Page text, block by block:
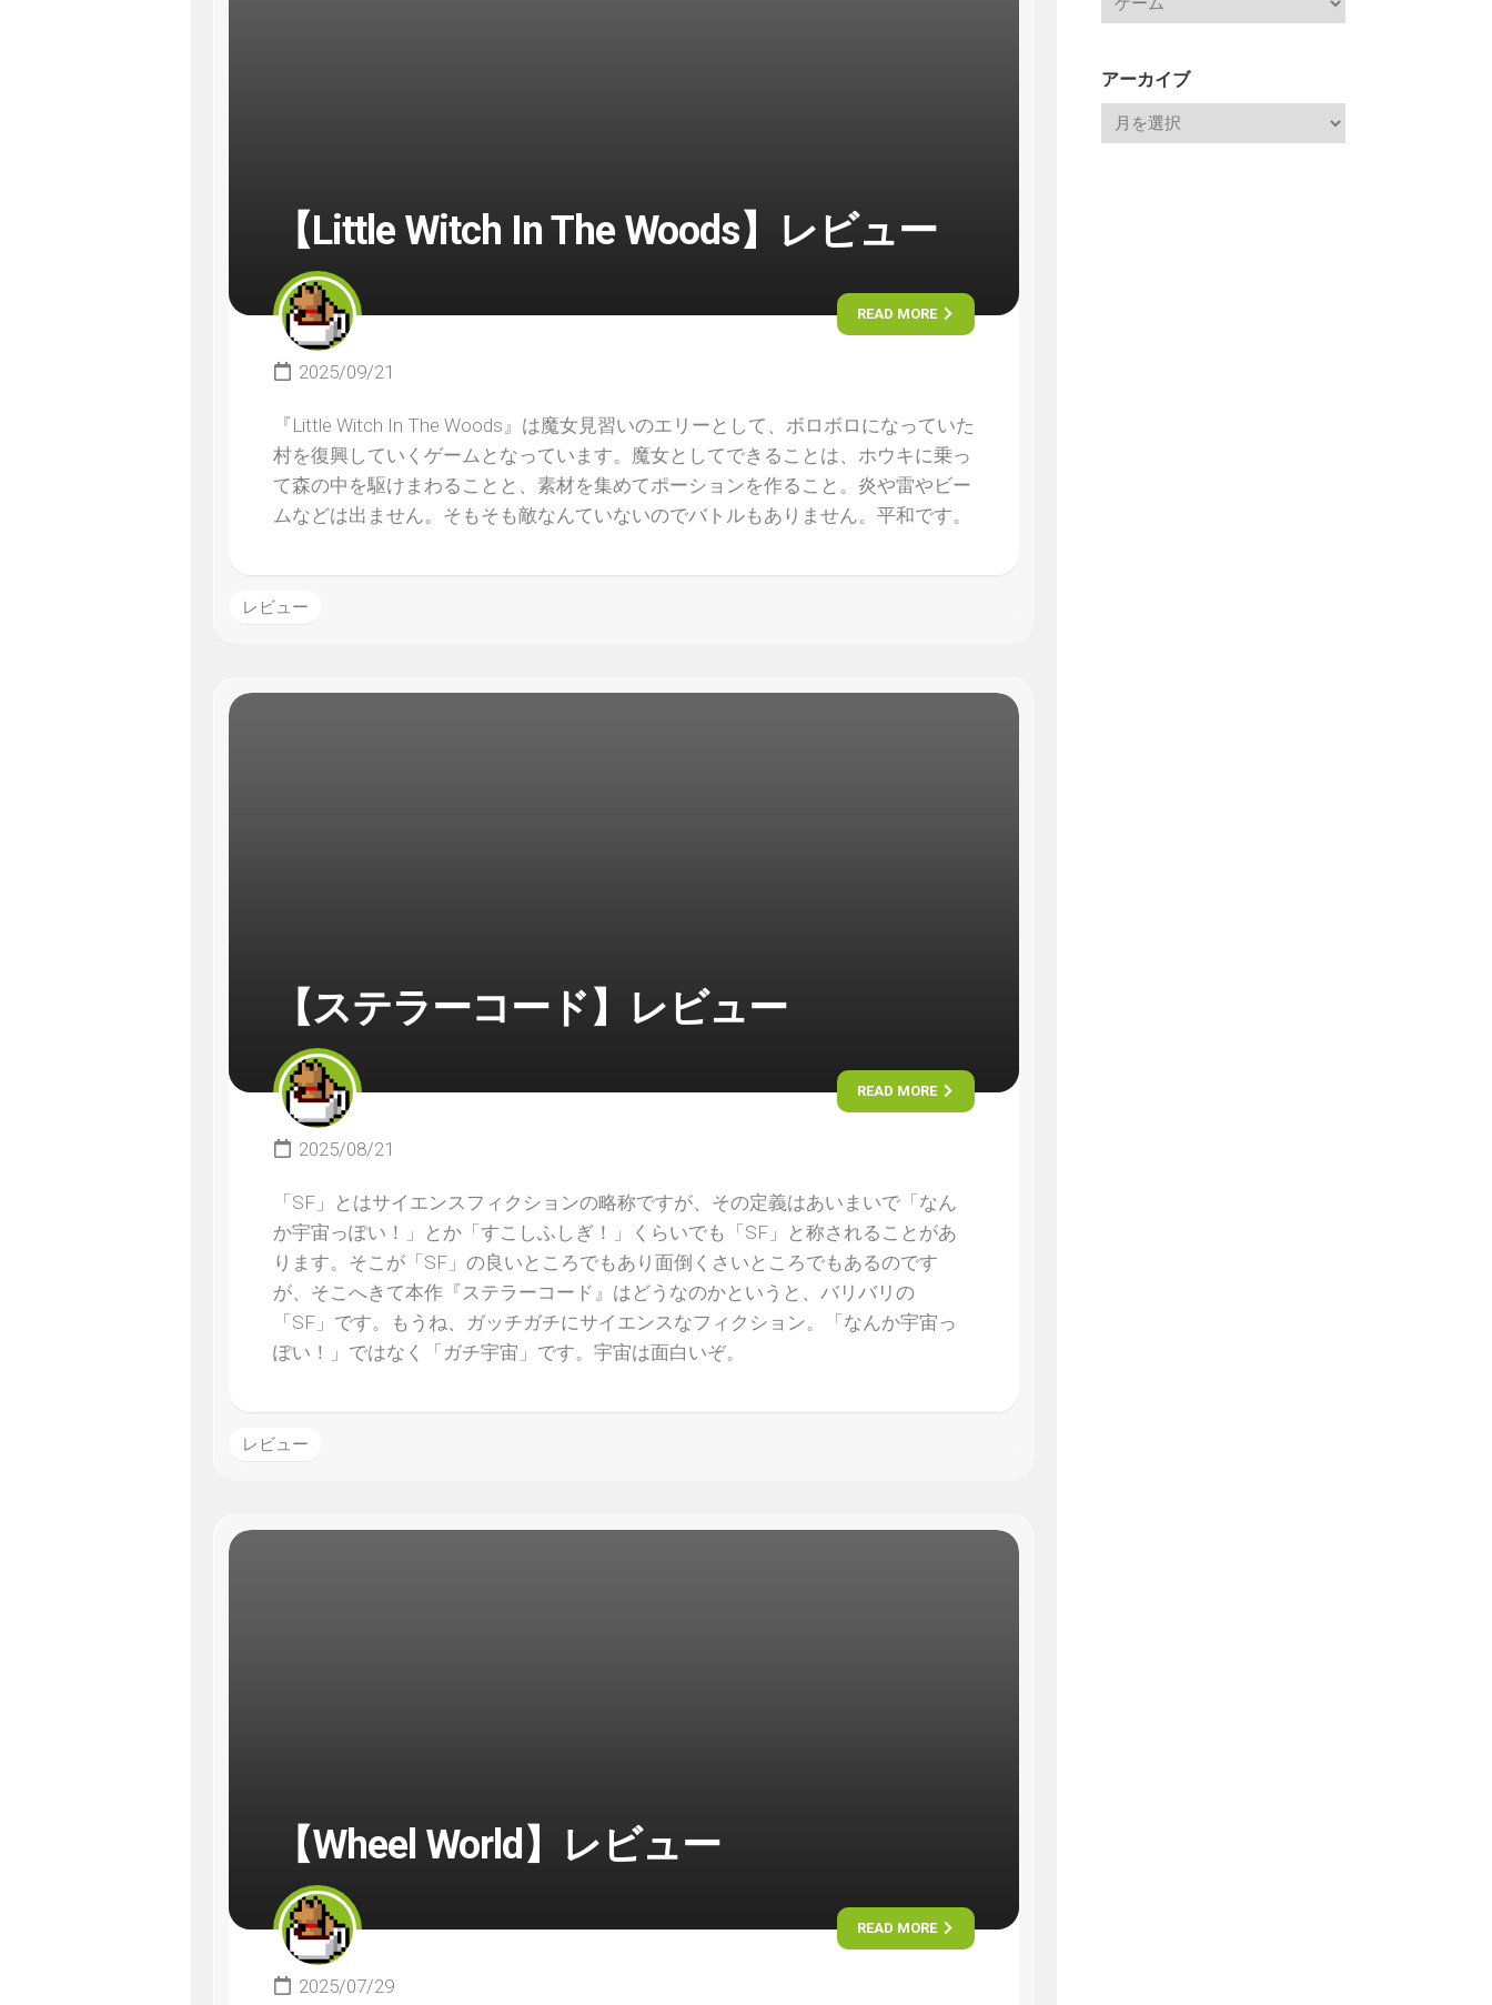
【Little Witch In The Woods】レビュー
READ MORE
2025/09/21
『Little Witch In The Woods』は魔女見習いのエリーとして、ボロボロになっていた
村を復興していくゲームとなっています。魔女としてできることは、ホウキに乗っ
て森の中を駆けまわることと、素材を集めてポーションを作ること。炎や雷やビー
ムなどは出ません。そもそも敵なんていないのでバトルもありません。平和です。
レビュー
【ステラーコード】レビュー
READ MORE
2025/08/21
「SF」とはサイエンスフィクションの略称ですが、その定義はあいまいで「なん
か宇宙っぽい！」とか「すこしふしぎ！」くらいでも「SF」と称されることがあ
ります。そこが「SF」の良いところでもあり面倒くさいところでもあるのです
が、そこへきて本作『ステラーコード』はどうなのかというと、バリバリの
「SF」です。もうね、ガッチガチにサイエンスなフィクション。「なんか宇宙っ
ぽい！」ではなく「ガチ宇宙」です。宇宙は面白いぞ。
レビュー
【Wheel World】レビュー
READ MORE
2025/07/29
アーカイブ